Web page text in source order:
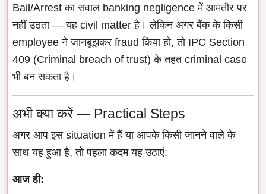
Bail/Arrest का सवाल banking negligence में आमतौर पर
नहीं उठता — यह civil matter है। लेकिन अगर बैंक के किसी
employee ने जानबूझकर fraud किया हो, तो IPC Section
409 (Criminal breach of trust) के तहत criminal case
भी बन सकता है।
अभी क्या करें — Practical Steps
अगर आप इस situation में हैं या आपके किसी जानने वाले के
साथ यह हुआ है, तो पहला कदम यह उठाएं:
आज ही: